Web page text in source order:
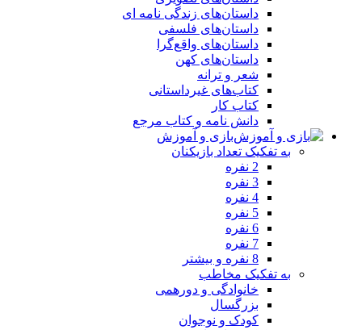
داستان‌های زندگی‌ نامه‌ ای
داستان‌های فلسفی
داستان‌های واقع‌گرا
داستان‌های کهن
شعر و ترانه
کتاب‌های غیرداستانی
کتاب کار
دانش نامه و کتاب مرجع
بازی و آموزش
به تفکیک تعداد بازیکنان
2 نفره
3 نفره
4 نفره
5 نفره
6 نفره
7 نفره
8 نفره و بیشتر
به تفکیک مخاطب
خانوادگی و دورهمی
بزرگسال
کودک و نوجوان